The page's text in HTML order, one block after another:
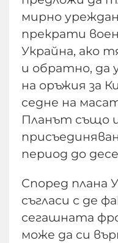
мирно
прекрати
Украйна, ако
и обратно, да
на оръжия за
седне на
Планът също
период до
Според плана
съгласи с де
сегашната
може да си